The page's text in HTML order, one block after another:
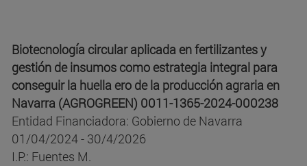
Biotecnología circular aplicada en fertilizantes y
gestión de insumos como estrategia integral para
conseguir la huella ero de la producción agraria en
Navarra (AGROGREEN) 0011-1365-2024-000238
Entidad Financiadora: Gobierno de Navarra
01/04/2024 - 30/4/2026
I.P.: Fuentes M.